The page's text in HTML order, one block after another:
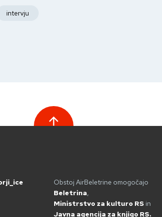
intervju
Obstoj AirBeletrine omogočajo
Beletrina,
Ministrstvo za kulturo RS in
Javna agencija za knjigo RS.